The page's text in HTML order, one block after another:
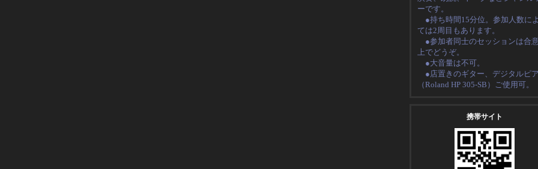
ーです。
●持ち時間15分位。 参加人数に
ては2周目もあります。
●参加者同士のセッションは合
上でどうぞ。
●大音量は不可。
●店置きのギター、デジタルピ
（Roland HP 305-SB ）ご使用可。
携帯サイト